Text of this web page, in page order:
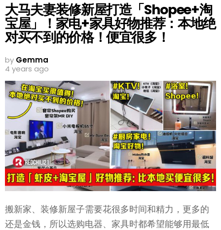
大马夫妻装修新屋打造「Shopee+淘
宝屋」！家电+家具好物推荐：本地绝
对买不到的价格！便宜很多！
by Gemma
4 years ago
搬新家、装修新屋子需要花很多时间和精力，更多的
还是金钱，所以选购电器、家具时都希望能够用最低